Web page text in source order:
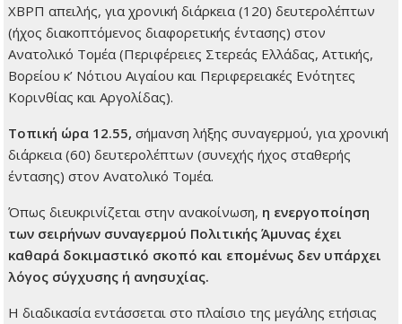
ΧΒΡΠ απειλής, για χρονική διάρκεια (120) δευτερολέπτων
(ήχος διακοπτόμενος διαφορετικής έντασης) στον
Ανατολικό Τομέα (Περιφέρειες Στερεάς Ελλάδας, Αττικής,
Βορείου κ’ Νότιου Αιγαίου και Περιφερειακές Ενότητες
Κορινθίας και Αργολίδας).
Τοπική ώρα 12.55, σήμανση λήξης συναγερμού, για χρονική
διάρκεια (60) δευτερολέπτων (συνεχής ήχος σταθερής
έντασης) στον Ανατολικό Τομέα.
Όπως διευκρινίζεται στην ανακοίνωση, η ενεργοποίηση
των σειρήνων συναγερμού Πολιτικής Άμυνας έχει
καθαρά δοκιμαστικό σκοπό και επομένως δεν υπάρχει
λόγος σύγχυσης ή ανησυχίας.
Η διαδικασία εντάσσεται στο πλαίσιο της μεγάλης ετήσιας